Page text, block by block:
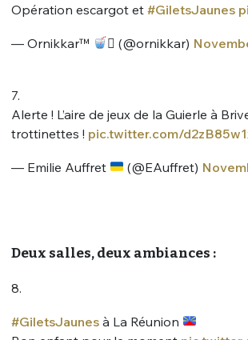
Opération escargot et #GiletsJaunes
— Ornikkar™  (@ornikkar)
7.
Alerte ! L’aire de jeux de la Guierle à
trottinettes ! pic.twitter.com/
— Emilie Auffret (@EAuffret)
Deux salles, deux ambiances :
8.
#GiletsJaunesà La Réunion